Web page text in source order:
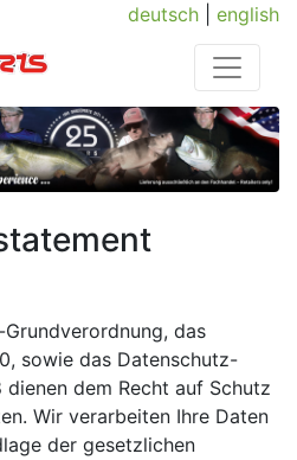
deutsch english
das
sowie das Datenschutz-
dem Recht auf Schutz
Wir verarbeiten Ihre Daten
der gesetzlichen